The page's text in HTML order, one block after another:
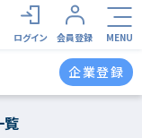
ログイン 会員登録 MENU
企業登録
覧